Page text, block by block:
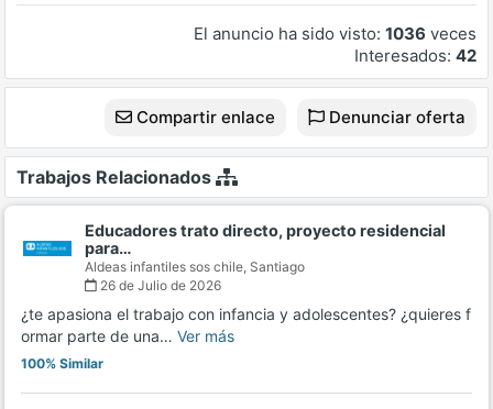
El anuncio ha sido visto: 1036 veces
Interesados: 42
Compartir enlace Denunciar oferta
Trabajos Relacionados
Educadores trato directo, proyecto residencial
para…
Aldeas infantiles sos chile, Santiago
26 de Julio de 2026
¿te apasiona el trabajo con infancia y adolescentes? ¿quieres f
ormar parte de una… Ver más
100% Similar